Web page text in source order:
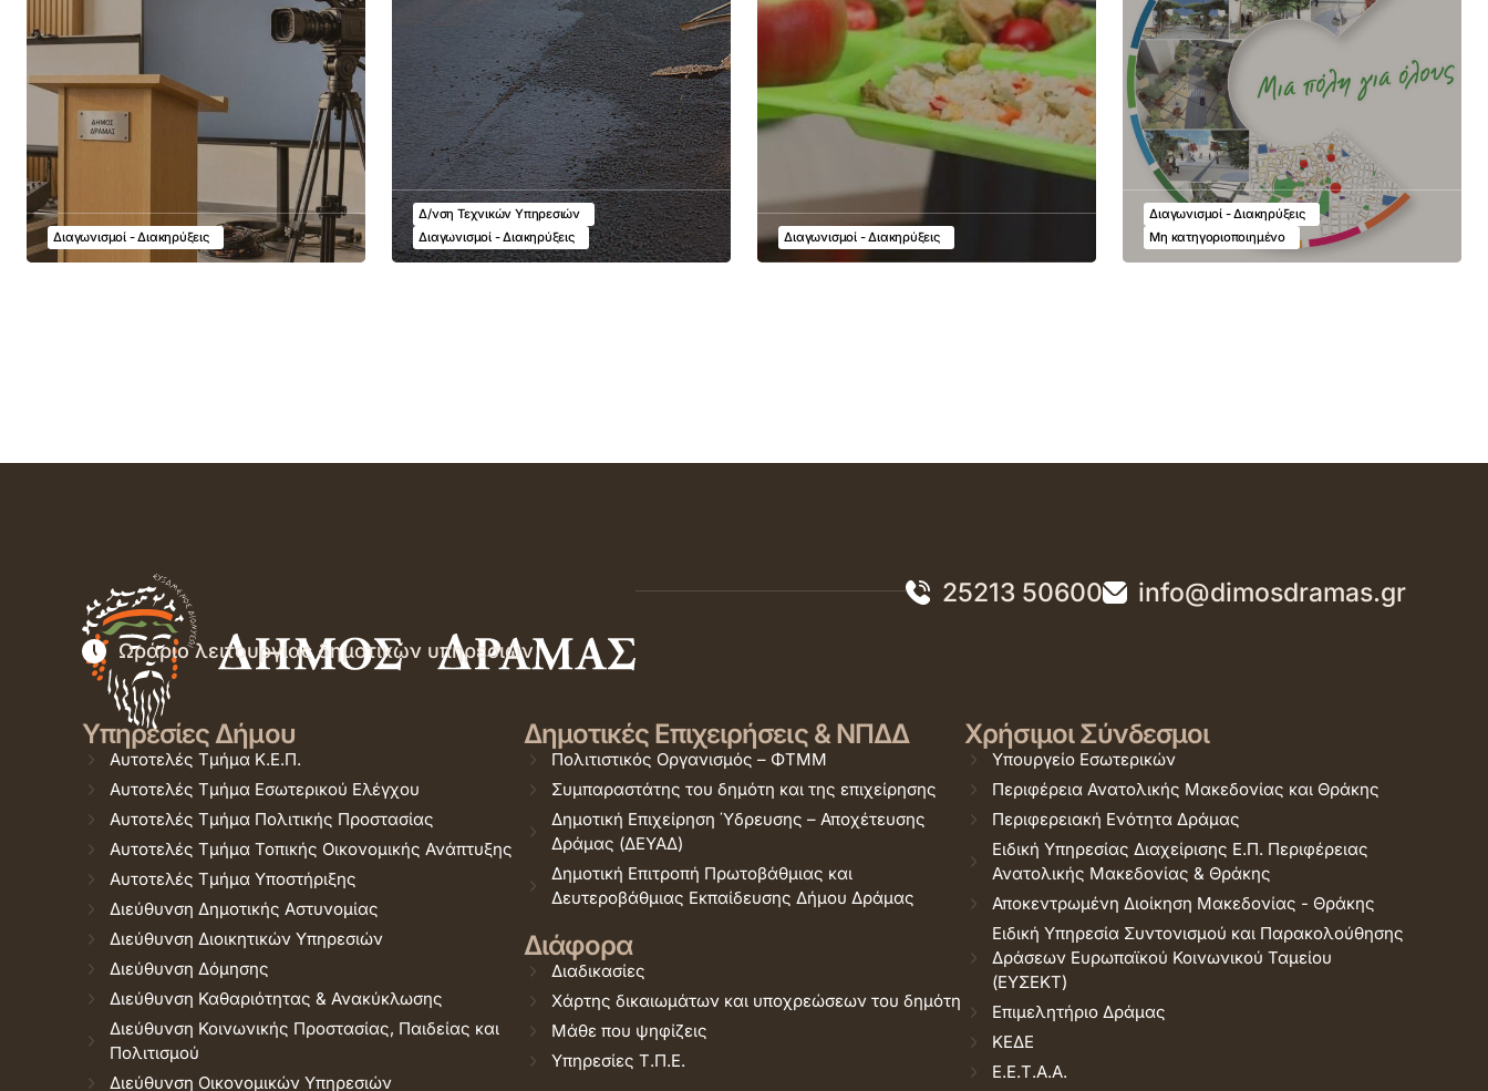
Διαγωνισμοί - Διακηρύξεις
Δ/νση Τεχνικών Υπηρεσιών
Διαγωνισμοί - Διακηρύξεις
Διαγωνισμοί - Διακηρύξεις
Διαγωνισμοί - Διακηρύξεις
Μη κατηγοριοποιημένο
25213 50600 info@dimosdramas.gr
Ωράριο λειτουργίας δημοτικών υπηρεσιών
Υπηρεσίες Δήμου
Αυτοτελές Τμήμα Κ.Ε.Π.
Αυτοτελές Τμήμα Εσωτερικού Ελέγχου
Αυτοτελές Τμήμα Πολιτικής Προστασίας
Αυτοτελές Τμήμα Τοπικής Οικονομικής Ανάπτυξης
Αυτοτελές Τμήμα Υποστήριξης
Διεύθυνση Δημοτικής Αστυνομίας
Διεύθυνση Διοικητικών Υπηρεσιών
Διεύθυνση Δόμησης
Διεύθυνση Καθαριότητας & Ανακύκλωσης
Διεύθυνση Κοινωνικής Προστασίας, Παιδείας και
Πολιτισμού
Διεύθυνση Οικονομικών Υπηρεσιών
Δημοτικές Επιχειρήσεις & ΝΠΔΔ
Πολιτιστικός Οργανισμός – ΦΤΜΜ
Συμπαραστάτης του δημότη και της επιχείρησης
Δημοτική Επιχείρηση Ύδρευσης – Αποχέτευσης
Δράμας (ΔΕΥΑΔ)
Δημοτική Επιτροπή Πρωτοβάθμιας και
Δευτεροβάθμιας Εκπαίδευσης Δήμου Δράμας
Διάφορα
Διαδικασίες
Χάρτης δικαιωμάτων και υποχρεώσεων του δημότη
Μάθε που ψηφίζεις
Υπηρεσίες Τ.Π.Ε.
Χρήσιμοι Σύνδεσμοι
Υπουργείο Εσωτερικών
Περιφέρεια Ανατολικής Μακεδονίας και Θράκης
Περιφερειακή Ενότητα Δράμας
Ειδική Υπηρεσίας Διαχείρισης Ε.Π. Περιφέρειας
Ανατολικής Μακεδονίας & Θράκης
Αποκεντρωμένη Διοίκηση Μακεδονίας - Θράκης
Ειδική Υπηρεσία Συντονισμού και Παρακολούθησης
Δράσεων Ευρωπαϊκού Κοινωνικού Ταμείου
(ΕΥΣΕΚΤ)
Επιμελητήριο Δράμας
ΚΕΔΕ
Ε.Ε.Τ.Α.Α.